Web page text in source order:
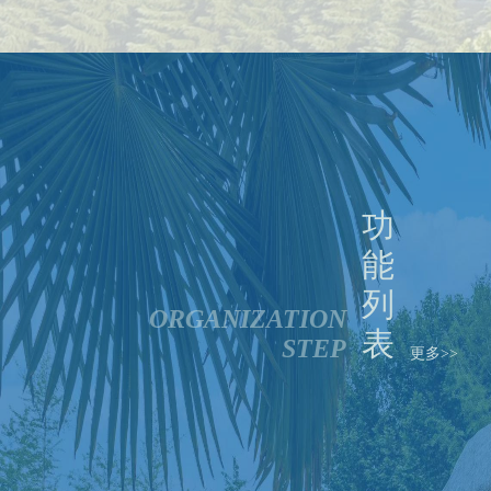
ORGANIZATION
STEP
功
能
列
表
更多>>